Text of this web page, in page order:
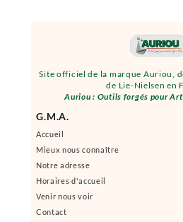
Site officiel de la marque Auriou,
de Lie-Nielsen en
Auriou : Outils forgés pour
G.M.A.
Accueil
Mieux nous connaître
Notre adresse
Horaires d'accueil
Venir nous voir
Contact